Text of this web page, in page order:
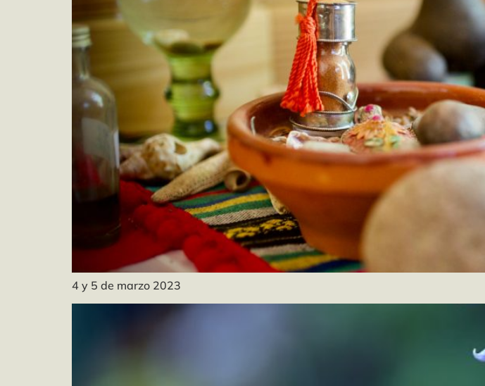
4 y 5 de marzo 2023